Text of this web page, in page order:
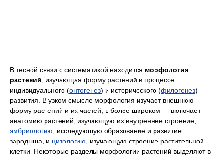
В тесной связи с систематикой находится морфология
растений , изучающая форму растений в процессе
индивидуального (онтогенез) и исторического (филогенез)
развития. В узком смысле морфология изучает внешнюю
форму растений и их частей, в более широком — включает
анатомию растений, изучающую их внутреннее строение,
эмбриологию , исследующую образование и развитие
зародыша, и цитологию , изучающую строение растительной
клетки. Некоторые разделы морфологии растений выделяют в